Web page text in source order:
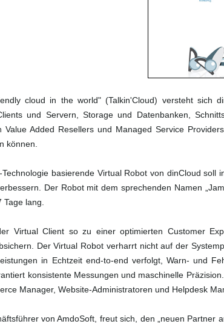
cloud in the world" (Talkin'Cloud) versteht sich
und Servern, Storage und Datenbanken,
Value Added Resellers und Managed Service
können.
basierende Virtual Robot von dinCloud
Der Robot mit dem sprechenden Namen
lang.
Virtual Client so zu einer optimierten Customer
Der Virtual Robot verharrt nicht auf der
in Echtzeit end-to-end verfolgt, Warn- und
konsistente Messungen und maschinelle
Manager, Website-Administratoren und Helpdesk
von AmdoSoft, freut sich, den „neuen